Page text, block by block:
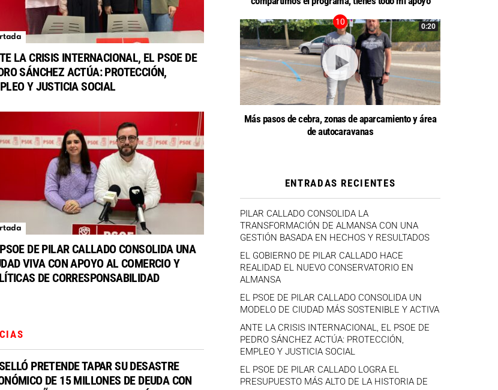
LA CRISIS INTERNACIONAL, EL PSOE DE
SÁNCHEZ ACTÚA: PROTECCIÓN,
Y JUSTICIA SOCIAL
DE PILAR CALLADO CONSOLIDA UNA
VIVA CON APOYO AL COMERCIO Y
DE CORRESPONSABILIDAD
PRETENDE TAPAR SU DESASTRE
DE 15 MILLONES DE DEUDA CON
0:20
Más pasos de cebra, zonas de aparcamiento y área
de autocaravanas
ENTRADAS RECIENTES
PILAR CALLADO CONSOLIDA LA
TRANSFORMACIÓN DE ALMANSA CON UNA
GESTIÓN BASADA EN HECHOS Y RESULTADOS
EL GOBIERNO DE PILAR CALLADO HACE
REALIDAD EL NUEVO CONSERVATORIO EN
ALMANSA
EL PSOE DE PILAR CALLADO CONSOLIDA UN
MODELO DE CIUDAD MÁS SOSTENIBLE Y ACTIVA
ANTE LA CRISIS INTERNACIONAL, EL PSOE DE
PEDRO SÁNCHEZ ACTÚA: PROTECCIÓN,
EMPLEO Y JUSTICIA SOCIAL
EL PSOE DE PILAR CALLADO LOGRA EL
PRESUPUESTO MÁS ALTO DE LA HISTORIA DE